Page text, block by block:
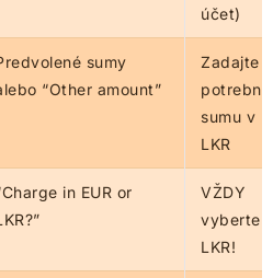
účet)
sumy
“Other amount”
Zadajte
potrebnú
sumu v
LKR
in EUR or
VŽDY
vyberte
LKR!